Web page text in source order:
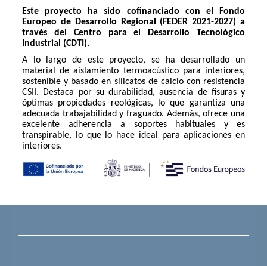
Este proyecto ha sido cofinanciado con el Fondo
Europeo de Desarrollo Regional (FEDER 2021-2027) a
través del Centro para el Desarrollo Tecnológico
Industrial (CDTI).
A lo largo de este proyecto, se ha desarrollado un
material de aislamiento termoacústico para interiores,
sostenible y basado en silicatos de calcio con resistencia
CSII. Destaca por su durabilidad, ausencia de fisuras y
óptimas propiedades reológicas, lo que garantiza una
adecuada trabajabilidad y fraguado. Además, ofrece una
excelente adherencia a soportes habituales y es
transpirable, lo que lo hace ideal para aplicaciones en
interiores.